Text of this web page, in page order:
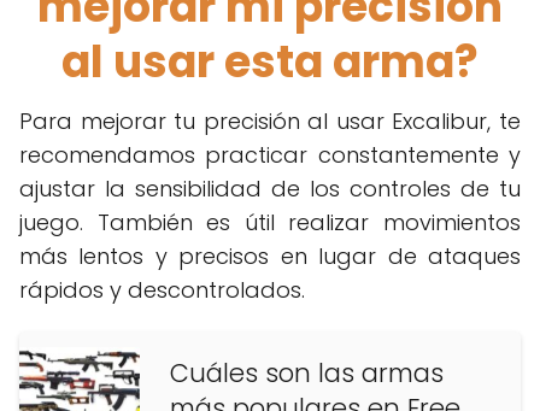
al usar esta arma?
Para mejorar tu precisión al usar Excalibur, te
recomendamos practicar constantemente y
ajustar la sensibilidad de los controles de tu
juego. También es útil realizar movimientos
más lentos y precisos en lugar de ataques
rápidos y descontrolados.
Cuáles son las armas